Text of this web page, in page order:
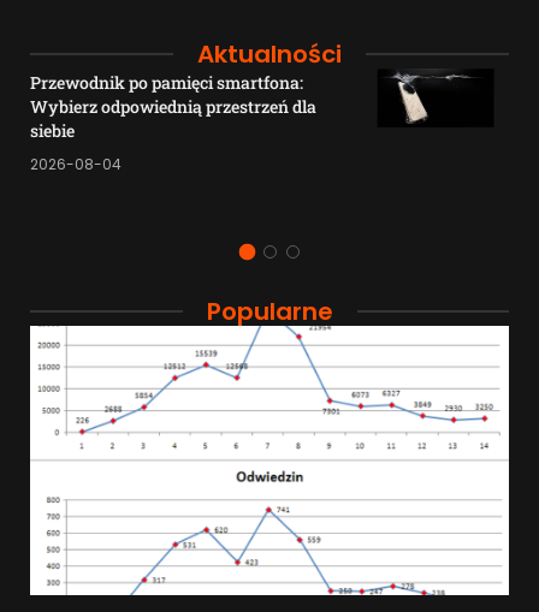
Aktualności
Przewodnik po pamięci smartfona:
Wybierz odpowiednią przestrzeń dla
siebie
2026-08-04
Popularne